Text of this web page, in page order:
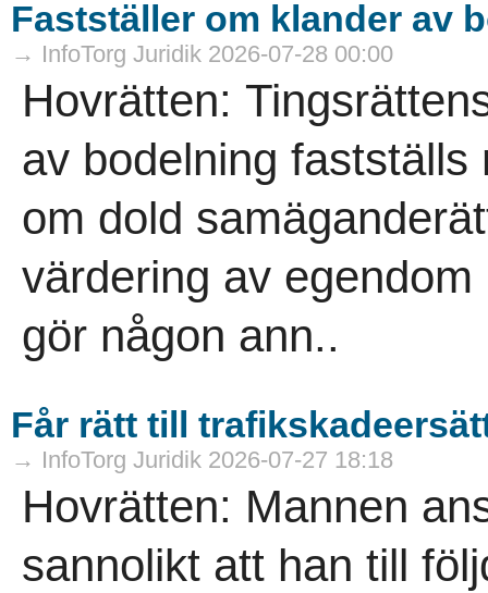
Fastställer om klander av
→ InfoTorg Juridik 2026-07-28 00:00
Hovrätten:
av bodelning
om dold
värdering av
gör någon ann..
Får rätt till
→ InfoTorg Juridik 2026-07-27 18:18
Hovrätten: Mannen
sannolikt att han till